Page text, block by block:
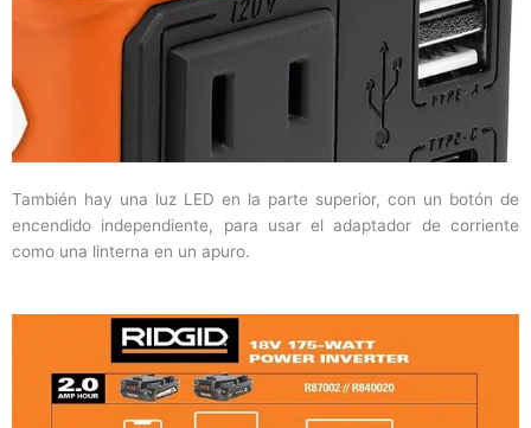
También hay una luz LED en la parte superior, con un botón de
encendido independiente, para usar el adaptador de corriente
como una linterna en un apuro.